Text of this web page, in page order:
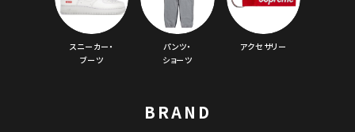
スニーカー・
ブーツ
パンツ・
ショーツ
アクセサリー
BRAND